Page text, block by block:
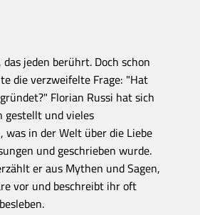
jeden berührt. Doch schon
die verzweifelte Frage: "Hat
Florian Russi hat sich
gestellt und vieles
was in der Welt über die Liebe
und geschrieben wurde.
er aus Mythen und Sagen,
vor und beschreibt ihr oft